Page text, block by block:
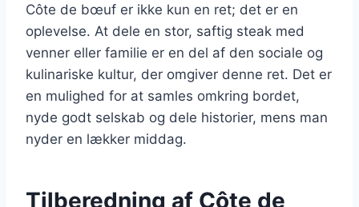
Côte de bœuf er ikke kun en ret; det er en
oplevelse. At dele en stor, saftig steak med
venner eller familie er en del af den sociale og
kulinariske kultur, der omgiver denne ret. Det er
en mulighed for at samles omkring bordet,
nyde godt selskab og dele historier, mens man
nyder en lækker middag.
Tilberedning af Côte de